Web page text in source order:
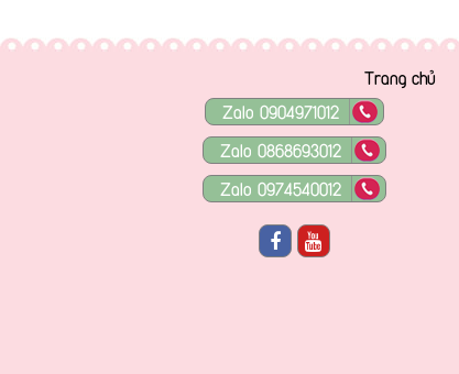
Trang chủ
Zalo 0904971012
Zalo 0868693012
Zalo 0974540012